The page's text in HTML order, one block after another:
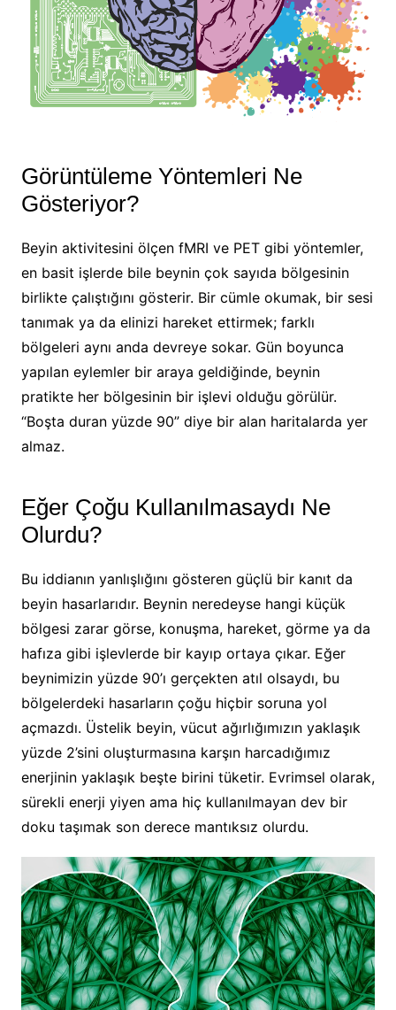
Görüntüleme Yöntemleri Ne
Gösteriyor?
Beyin aktivitesini ölçen fMRI ve PET gibi yöntemler,
en basit işlerde bile beynin çok sayıda bölgesinin
birlikte çalıştığını gösterir. Bir cümle okumak, bir sesi
tanımak ya da elinizi hareket ettirmek; farklı
bölgeleri aynı anda devreye sokar. Gün boyunca
yapılan eylemler bir araya geldiğinde, beynin
pratikte her bölgesinin bir işlevi olduğu görülür.
“Boşta duran yüzde 90” diye bir alan haritalarda yer
almaz.
Eğer Çoğu Kullanılmasaydı Ne
Olurdu?
Bu iddianın yanlışlığını gösteren güçlü bir kanıt da
beyin hasarlarıdır. Beynin neredeyse hangi küçük
bölgesi zarar görse, konuşma, hareket, görme ya da
hafıza gibi işlevlerde bir kayıp ortaya çıkar. Eğer
beynimizin yüzde 90’ı gerçekten atıl olsaydı, bu
bölgelerdeki hasarların çoğu hiçbir soruna yol
açmazdı. Üstelik beyin, vücut ağırlığımızın yaklaşık
yüzde 2’sini oluşturmasına karşın harcadığımız
enerjinin yaklaşık beşte birini tüketir. Evrimsel olarak,
sürekli enerji yiyen ama hiç kullanılmayan dev bir
doku taşımak son derece mantıksız olurdu.